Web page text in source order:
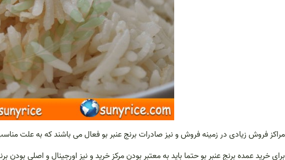
مراکز فروش زیادی در زمینه فروش و نیز صادرات برنج عنبر بو فعال می باشند که به علت
برای خرید عمده برنج عنبر بو حتما باید به معتبر بودن مرکز خرید و نیز اورجینال و اصلی